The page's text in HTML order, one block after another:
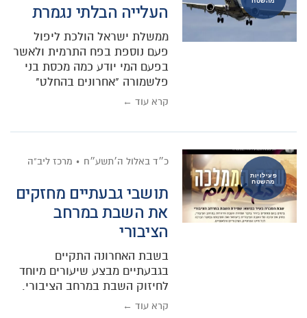
העלייה הבלתי נגמרת
ממשלת ישראל הולכת ליפול
פעם נוספת בפח התרמית ולאשר
בפעם המי יודע כמה מכסת בני
פלשמורה "אחרונים בהחלט"
קרא עוד ←
פעילויות
מהשטח
כ״ד באלול ה׳תשע״ח מרכז ליב"ה
תושבי גבעתיים מחזקים
את השבת במרחב
הציבורי
בשבת האחרונה התקיים
בגבעתיים מבצע שיעורים מיוחד
לחיזוק השבת במרחב הציבורי.
קרא עוד ←